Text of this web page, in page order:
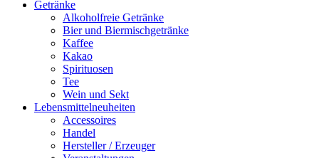
Getränke
Alkoholfreie Getränke
Bier und Biermischgetränke
Kaffee
Kakao
Spirituosen
Tee
Wein und Sekt
Lebensmittelneuheiten
Accessoires
Handel
Hersteller / Erzeuger